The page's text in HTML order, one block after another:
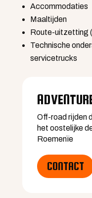
Accommodaties
Maaltijden
Route-uitzetting
Technische
servicetrucks
Voor wie is de
Off-road rijden
het oostelijke
Roemenïe
CONTACT